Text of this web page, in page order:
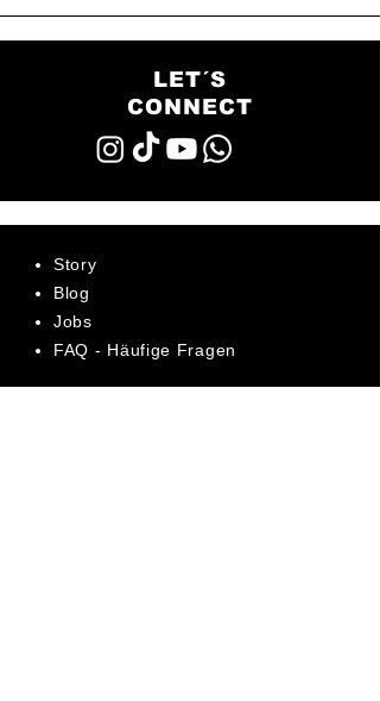
LET´S
CONNECT
Story
Blog
Jobs
FAQ - Häufige Fragen